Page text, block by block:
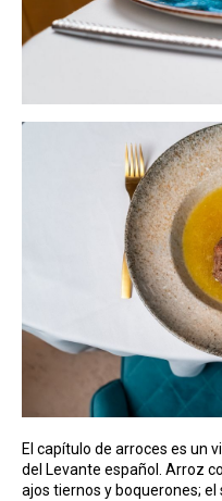
El capítulo de arroces es un
del Levante español. Arroz
ajos tiernos y boquerones;